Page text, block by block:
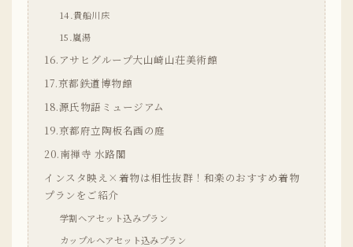
14.貴船川床
15.嵐湯
16.アサヒグループ大山崎山荘美術館
17.京都鉄道博物館
18.源氏物語ミュージアム
19.京都府立陶板名画の庭
20.南禅寺 水路閣
インスタ映え×着物は相性抜群！和楽のおすすめ着物
プランをご紹介
学割ヘアセット込みプラン
カップルヘアセット込みプラン